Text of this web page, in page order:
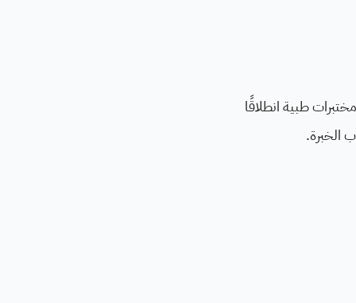
طبية انطلاقًا
الخبرة.